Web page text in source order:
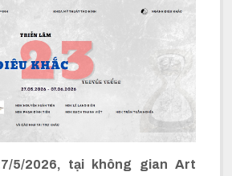
5/2026, tại không gian Art